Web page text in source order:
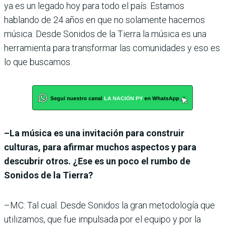
ya es un legado hoy para todo el país. Estamos
hablando de 24 años en que no solamente hacemos
música. Desde Sonidos de la Tierra la música es una
herramienta para transformar las comunidades y eso es
lo que buscamos.
–La música es una invitación para construir
culturas, para afirmar muchos aspectos y para
descubrir otros. ¿Ese es un poco el rumbo de
Sonidos de la Tierra?
–MC: Tal cual. Desde Sonidos la gran metodología que
utilizamos, que fue impulsada por el equipo y por la